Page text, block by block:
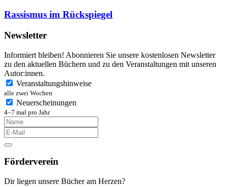
Rassismus im Rückspiegel
Newsletter
Informiert bleiben! Abonnieren Sie unsere kostenlosen Newsletter
zu den aktuellen Büchern und zu den Veranstaltungen mit unseren
Autor:innen.
Veranstaltungshinweise
alle zwei Wochen
Neuerscheinungen
4–7 mal pro Jahr
Förderverein
Dir liegen unsere Bücher am Herzen?